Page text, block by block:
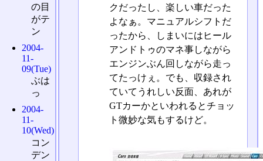
クだったし、楽しい車だった
よなぁ。マニュアルシフトだ
ったから、しまいにはヒール
アンドトゥのマネ事しながら
エンジンぶん回しながら走っ
てたっけぇ。でも、収録され
ていてうれしい反面、あれが
GTカーかといわれるとチョッ
ト微妙な気もするけど。
の目
がテ
ン
2004-
11-
09(Tue)
ぶは
っ
2004-
11-
10(Wed)
コン
デン